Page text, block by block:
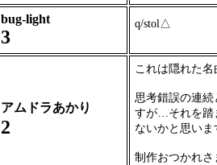
bug-light
3
q/stol△
アムドラあかり
2
これは隠れた
思考錯誤の連
すが…それを踏
ないかと思いま
制作おつかれさ